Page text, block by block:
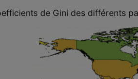
de Gini des différents